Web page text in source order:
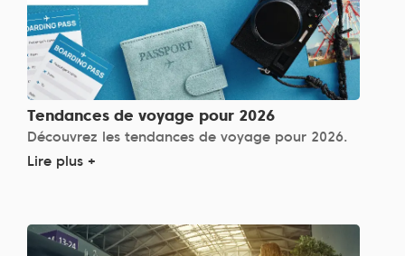
Tendances de voyage pour 2026
Découvrez les tendances de voyage pour 2026.
Lire plus +